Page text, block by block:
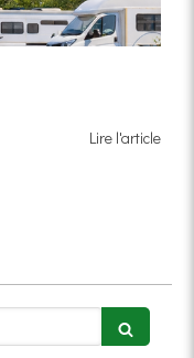
Lire l'article